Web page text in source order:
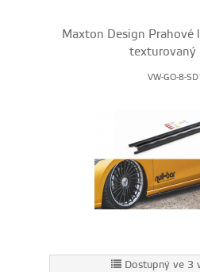
Maxton Design Prahové
texturovaný
VW-GO-8-
Dostupný ve 3